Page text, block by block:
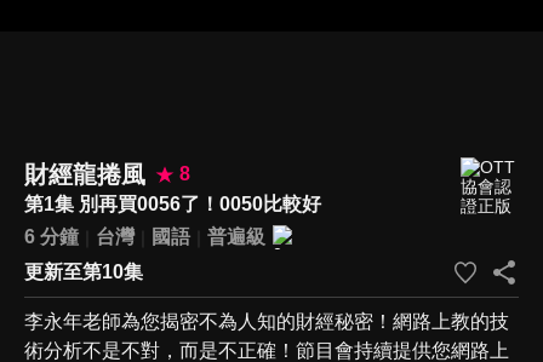
財經龍捲風
8
第1集 別再買0056了！0050比較好
6 分鐘
台灣 國語
普遍級
更新至第10集
李永年老師為您揭密不為人知的財經秘密！網路上教的技
術分析不是不對，而是不正確！節目會持續提供您網路上